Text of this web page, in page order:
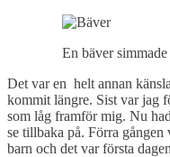
En bäver
Det var en helt annan
kommit längre. Sist var jag
som låg framför mig. Nu
se tillbaka på. Förra gången
barn och det var första